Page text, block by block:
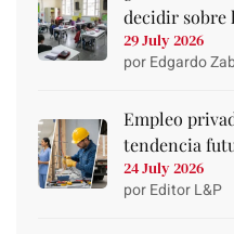
decidir sobre
29 July 2026
por Edgardo
Empleo
tendencia
24 July 2026
por Editor L&P